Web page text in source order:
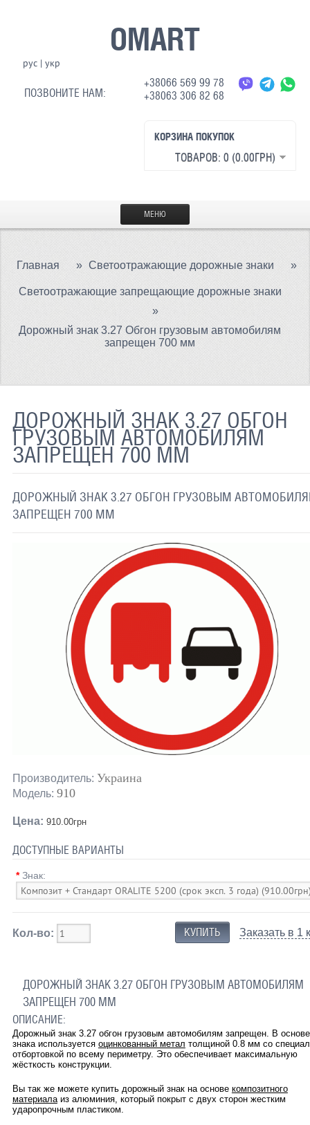
OMART
рус| укр
ПОЗВОНИТЕ НАМ:
+38066 569 99 78
+38063 306 82 68
КОРЗИНА ПОКУПОК
ТОВАРОВ: 0 (0.00ГРН)
МЕНЮ
МАТЕРИАЛЫ
СВЕТООТРАЖАЮЩАЯ ТКАНЬ
ТЕРМОХРОМНАЯ ТКАНЬ
СВЕТООТРАЖАЮЩАЯ ПЛЕНКА
СВЕТООТРАЖАЮЩИЕ ДОРОЖНЫЕ ЗНАКИ
СВЕТООТРАЖАЮЩАЯ КРАСКА
ПРИМЕНЕНИЕ
СВЯЗАТЬСЯ С НАМИ
Главная » Светоотражающие дорожные знаки »
Светоотражающие запрещающие дорожные знаки
»
Дорожный знак 3.27 Обгон грузовым автомобилям
запрещен 700 мм
ДОРОЖНЫЙ ЗНАК 3.27 ОБГОН
ГРУЗОВЫМ АВТОМОБИЛЯМ
ЗАПРЕЩЕН 700 ММ
ДОРОЖНЫЙ ЗНАК 3.27 ОБГОН ГРУЗОВЫМ
ЗАПРЕЩЕН 700 ММ
Производитель: Украина
Модель: 910
Цена: 910.00грн
ДОСТУПНЫЕ ВАРИАНТЫ
* Знак:
Кол-во: Заказать в 1
ДОРОЖНЫЙ ЗНАК 3.27 ОБГОН ГРУЗОВЫМ АВТОМОБИЛЯМ
ЗАПРЕЩЕН 700 ММ
ОПИСАНИЕ:
Дорожный знак 3.27 обгон грузовым автомобилям запрещен. В основе
знака используется оцинкованный метал толщиной 0.8 мм со
отбортовкой по всему периметру. Это обеспечивает максимальную
жёсткость конструкции.
Вы так же можете купить дорожный знак на основе композитного
материалаиз алюминия, который покрыт с двух сторон жестким
ударопрочным пластиком.